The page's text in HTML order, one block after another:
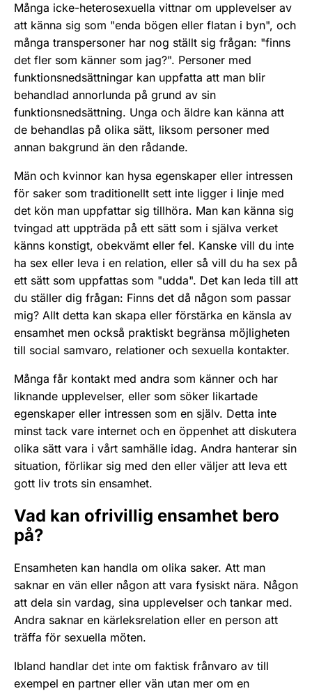
Många icke-heterosexuella vittnar om upplevelser av
att känna sig som "enda bögen eller flatan i byn", och
många transpersoner har nog ställt sig frågan: "finns
det fler som känner som jag?". Personer med
funktionsnedsättningar kan uppfatta att man blir
behandlad annorlunda på grund av sin
funktionsnedsättning. Unga och äldre kan känna att
de behandlas på olika sätt, liksom personer med
annan bakgrund än den rådande.
Män och kvinnor kan hysa egenskaper eller intressen
för saker som traditionellt sett inte ligger i linje med
det kön man uppfattar sig tillhöra. Man kan känna sig
tvingad att uppträda på ett sätt som i själva verket
känns konstigt, obekvämt eller fel. Kanske vill du inte
ha sex eller leva i en relation, eller så vill du ha sex på
ett sätt som uppfattas som "udda". Det kan leda till att
du ställer dig frågan: Finns det då någon som passar
mig? Allt detta kan skapa eller förstärka en känsla av
ensamhet men också praktiskt begränsa möjligheten
till social samvaro, relationer och sexuella kontakter.
Många får kontakt med andra som känner och har
liknande upplevelser, eller som söker likartade
egenskaper eller intressen som en själv. Detta inte
minst tack vare internet och en öppenhet att diskutera
olika sätt vara i vårt samhälle idag. Andra hanterar sin
situation, förlikar sig med den eller väljer att leva ett
gott liv trots sin ensamhet.
Vad kan ofrivillig ensamhet bero
på?
Ensamheten kan handla om olika saker. Att man
saknar en vän eller någon att vara fysiskt nära. Någon
att dela sin vardag, sina upplevelser och tankar med.
Andra saknar en kärleksrelation eller en person att
träffa för sexuella möten.
Ibland handlar det inte om faktisk frånvaro av till
exempel en partner eller vän utan mer om en